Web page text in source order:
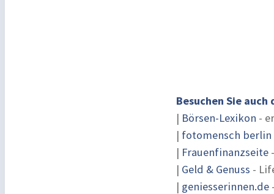
Besuchen Sie
| Börsen-Lexikon -
| fotomensch berlin
| Frauenfinanzseite
| Geld & Genuss -
| geniesserinnen.de